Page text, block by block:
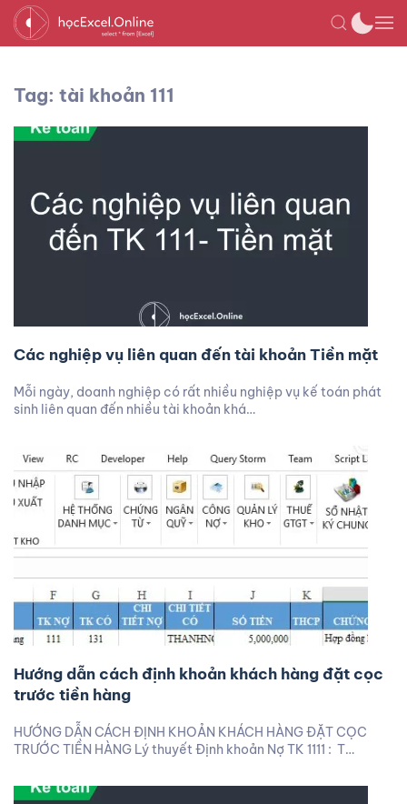
Tag: tài khoản 111
Các nghiệp vụ liên quan đến tài khoản Tiền mặt
Mỗi ngày, doanh nghiệp có rất nhiều nghiệp vụ kế toán phát
sinh liên quan đến nhiều tài khoản khá…
Hướng dẫn cách định khoản khách hàng đặt cọc
trước tiền hàng
HƯỚNG DẪN CÁCH ĐỊNH KHOẢN KHÁCH HÀNG ĐẶT CỌC
TRƯỚC TIỀN HÀNG Lý thuyết Định khoản Nợ TK 1111 : T…